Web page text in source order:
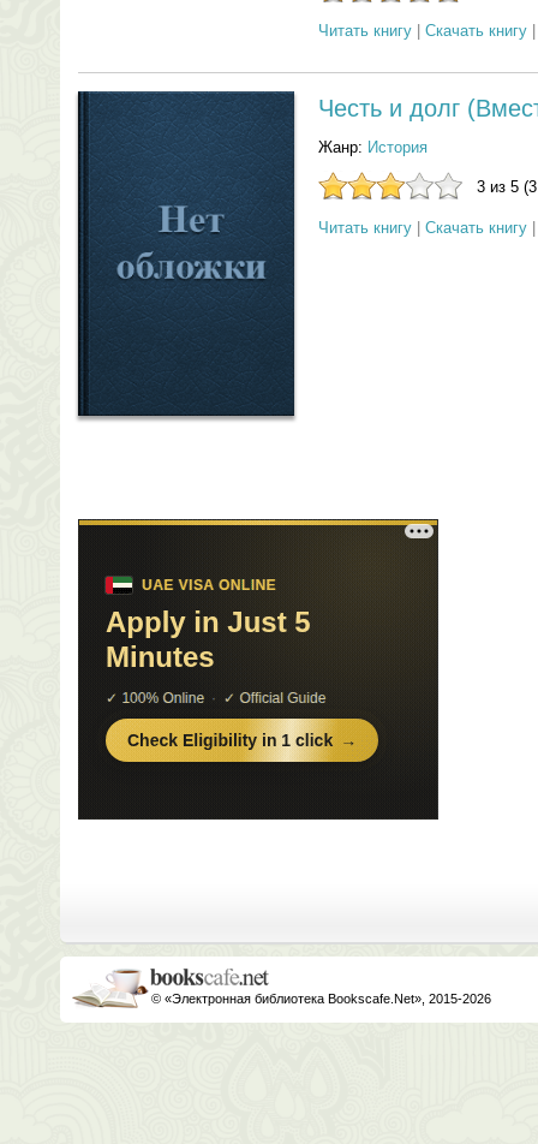
Читать книгу Скачать книгу
Честь и долг
Жанр: История
3 из 5
Читать книгу Скачать книгу
© «Электронная библиотека Bookscafe.Net», 2015-2026